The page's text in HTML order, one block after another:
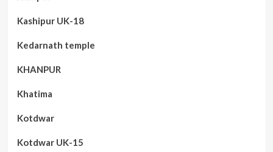
Kashipur UK-18
Kedarnath temple
KHANPUR
Khatima
Kotdwar
Kotdwar UK-15